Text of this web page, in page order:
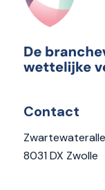
Contact
8031 DX Zwolle